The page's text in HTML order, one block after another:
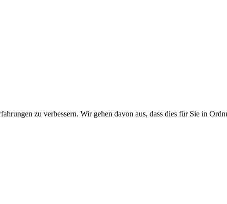
zu verbessern. Wir gehen davon aus, dass dies für Sie in